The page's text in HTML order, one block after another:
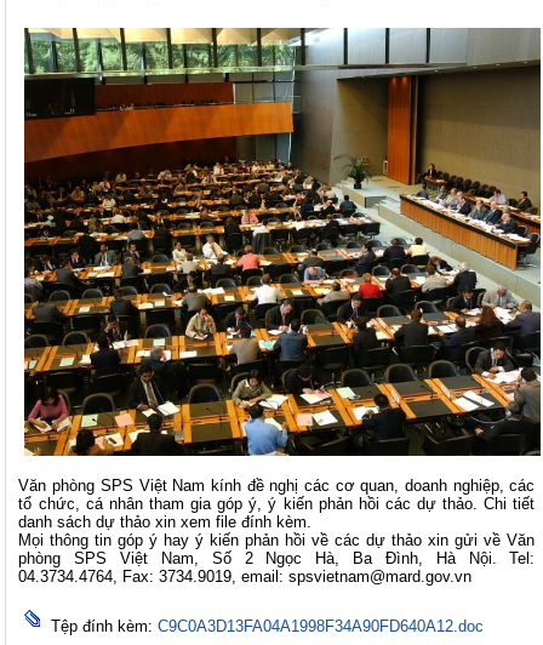
Văn phòng SPS Việt Nam kính đề nghị các cơ quan, doanh nghiệp, các
tổ chức, cá nhân tham gia góp ý, ý kiến phản hồi các dự thảo. Chi tiết
danh sách dự thảo xin xem file đính kèm.
Mọi thông tin góp ý hay ý kiến phản hồi về các dự thảo xin gửi về Văn
phòng SPS Việt Nam, Số 2 Ngọc Hà, Ba Đình, Hà Nội. Tel:
04.3734.4764, Fax: 3734.9019, email:spsvietnam@mard.gov.vn
Tệp đính kèm: C9C0A3D13FA04A1998F34A90FD640A12.doc